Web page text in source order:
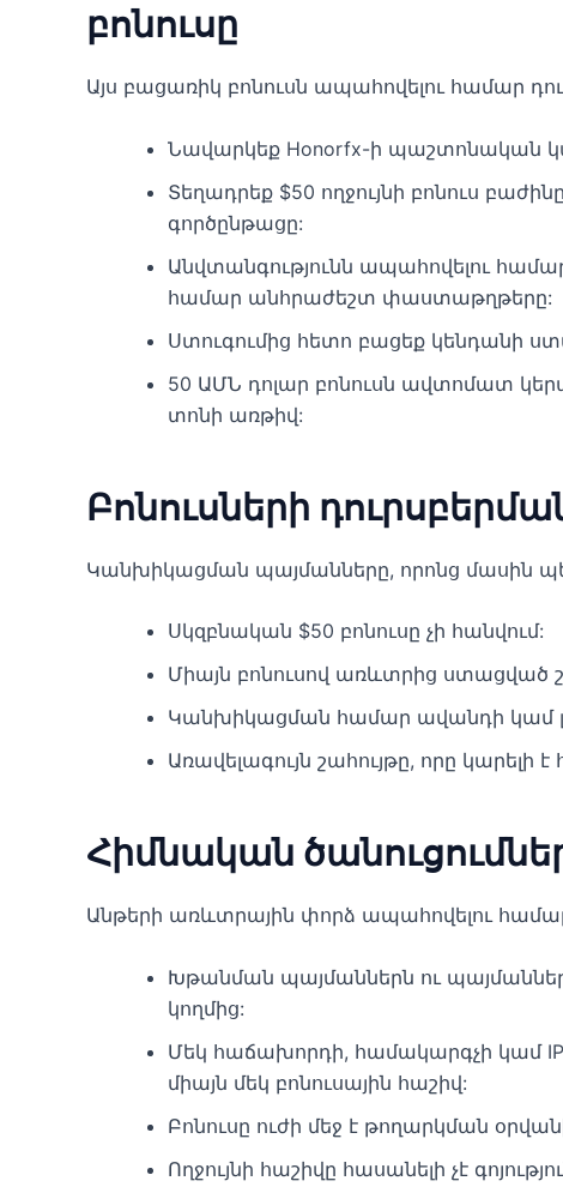
բոնուսը
Այս բացառիկ բոնուսն ապահովելու համար
Նավարկեք Honorfx-ի պաշտոնական
Տեղադրեք $50 ողջույնի բոնուս
գործընթացը:
Անվտանգությունն ապահովելու
համար անհրաժեշտ փաստաթղթերը:
Ստուգումից հետո բացեք կենդանի
50 ԱՄՆ դոլար բոնուսն ավտոմատ
տոնի առթիվ:
Բոնուսների
Կանխիկացման պայմանները, որոնց մասին
Սկզբնական $50 բոնուսը չի հանվում:
Միայն բոնուսով առևտրից ստացված
Կանխիկացման համար ավանդի կամ
Առավելագույն շահույթը, որը կարելի է
Հիմնական
Անթերի առևտրային փորձ ապահովելու
Խթանման պայմաններն ու
կողմից:
Մեկ հաճախորդի, համակարգչի կամ IP
միայն մեկ բոնուսային հաշիվ:
Բոնուսը ուժի մեջ է թողարկման
Ողջույնի հաշիվը հասանելի չէ